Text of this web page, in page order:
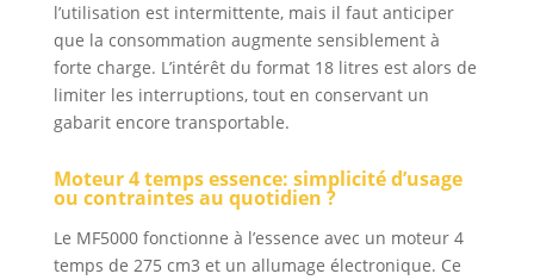
l’utilisation est intermittente, mais il faut anticiper
que la consommation augmente sensiblement à
forte charge. L’intérêt du format 18 litres est alors de
limiter les interruptions, tout en conservant un
gabarit encore transportable.
Moteur 4 temps essence: simplicité d’usage
ou contraintes au quotidien ?
Le MF5000 fonctionne à l’essence avec un moteur 4
temps de 275 cm3 et un allumage électronique. Ce